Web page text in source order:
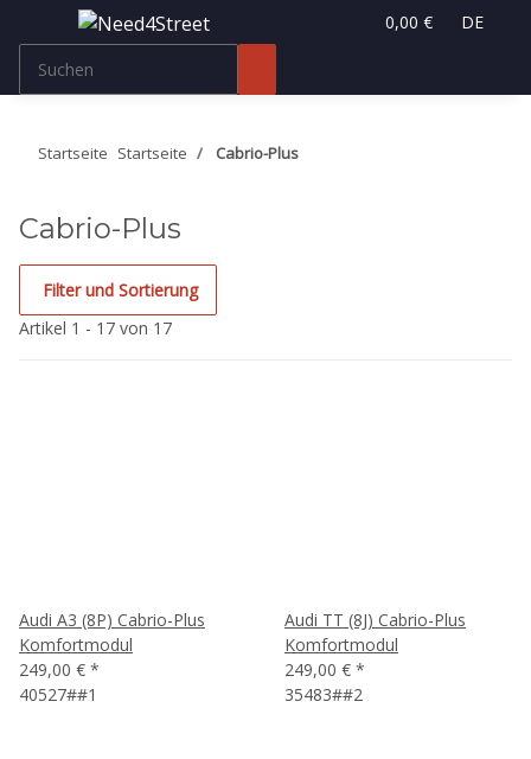
0,00 € DE
Startseite Startseite Cabrio-Plus
Cabrio-Plus
Filter und Sortierung
Artikel 1 - 17 von 17
Audi A3 (8P) Cabrio-Plus
Komfortmodul
249,00 € *
40527##1
Audi TT (8J) Cabrio-Plus
Komfortmodul
249,00 € *
35483##2